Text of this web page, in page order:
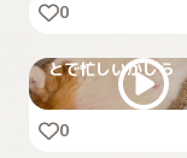
0
とで忙しいかしら
0